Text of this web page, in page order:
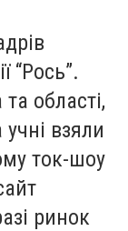
“Рось”.
області,
взяли
ток-шоу
ринок